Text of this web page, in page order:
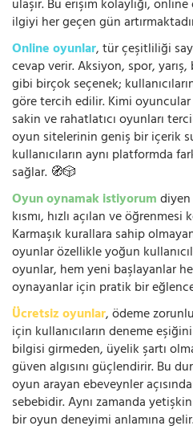
ulaşır. Bu erişim kolaylığı,
ilgiyi her geçen gün
Online oyunlar, tür çeşitliliği
cevap verir. Aksiyon, spor,
gibi birçok seçenek;
göre tercih edilir. Kimi
sakin ve rahatlatıcı oyunları
oyun sitelerinin geniş bir içerik
kullanıcıların aynı platformda
sağlar. 🧭🎲
Oyun oynamak istiyorum
kısmı, hızlı açılan ve
Karmaşık kurallara sahip
oyunlar özellikle yoğun
oyunlar, hem yeni başlayanlar
oynayanlar için pratik bir
Ücretsiz oyunlar, ödeme
için kullanıcıların deneme
bilgisi girmeden, üyelik şartı
güven algısını güçlendirir. Bu
oyun arayan ebeveynler
sebebidir. Aynı zamanda
bir oyun deneyimi anlamına